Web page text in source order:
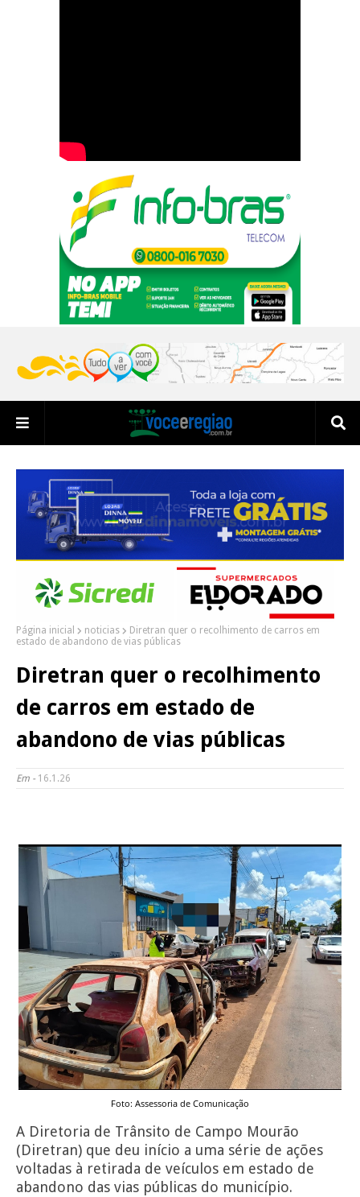
Página inicial noticias
Diretran quer o recolhimento de carros em
estado de abandono de vias públicas
Diretran quer o recolhimento
de carros em estado de
abandono de vias públicas
Em - 16.1.26
Foto: Assessoria de Comunicação
A Diretoria de Trânsito de Campo Mourão
(Diretran) que deu início a uma série de ações
voltadas à retirada de veículos em estado de
abandono das vias públicas do município.